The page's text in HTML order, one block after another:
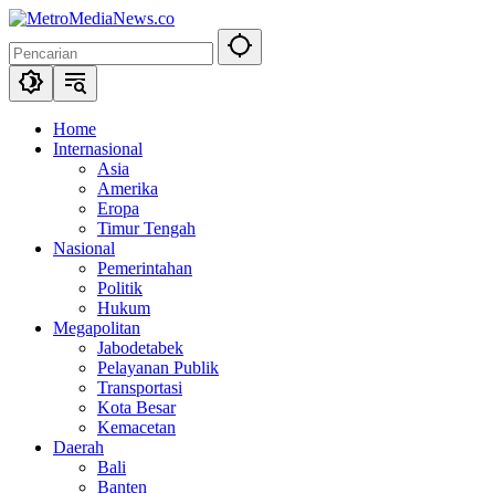
Langsung
konten
Home
Internasional
Asia
Amerika
Eropa
Timur Tengah
Nasional
Pemerintahan
Politik
Hukum
Megapolitan
Jabodetabek
Pelayanan Publik
Transportasi
Kota Besar
Kemacetan
Daerah
Bali
Banten